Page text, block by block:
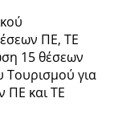
ΠΕ, ΤΕ
15 θέσεων
Τουρισμού για
ΠΕ και ΤΕ